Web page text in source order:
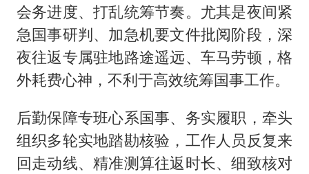
会务进度、打乱统筹节奏。尤其是夜间紧
急国事研判、加急机要文件批阅阶段，深
夜往返专属驻地路途遥远、车马劳顿，格
外耗费心神，不利于高效统筹国事工作。
后勤保障专班心系国事、务实履职，牵头
组织多轮实地踏勘核验，工作人员反复来
回走动线、精准测算往返时长、细致核对